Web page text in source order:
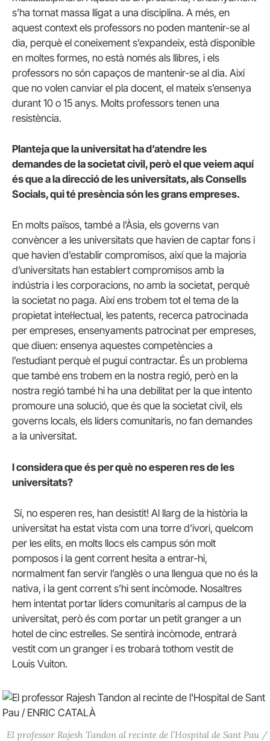
s’ha tornat massa lligat a una disciplina. A més, en
aquest context els professors no poden mantenir-se al
dia, perquè el coneixement s’expandeix, està disponible
en moltes formes, no està només als llibres, i els
professors no són capaços de mantenir-se al dia. Així
que no volen canviar el pla docent, el mateix s’ensenya
durant 10 o 15 anys. Molts professors tenen una
resistència.
Planteja que la universitat ha d’atendre les
demandes de la societat civil, però el que veiem aquí
és que a la direcció de les universitats, als Consells
Socials, qui té presència són les grans empreses.
En molts països, també a l’Àsia, els governs van
convèncer a les universitats que havien de captar fons i
que havien d’establir compromisos, així que la majoria
d’universitats han establert compromisos amb la
indústria i les corporacions, no amb la societat, perquè
la societat no paga. Així ens trobem tot el tema de la
propietat intel·lectual, les patents, recerca patrocinada
per empreses, ensenyaments patrocinat per empreses,
que diuen: ensenya aquestes competències a
l’estudiant perquè el pugui contractar. És un problema
que també ens trobem en la nostra regió, però en la
nostra regió també hi ha una debilitat per la que intento
promoure una solució, que és que la societat civil, els
governs locals, els líders comunitaris, no fan demandes
a la universitat.
I considera que és per què no esperen res de les
universitats?
Sí, no esperen res, han desistit! Al llarg de la història la
universitat ha estat vista com una torre d’ivori, quelcom
per les elits, en molts llocs els campus són molt
pomposos i la gent corrent hesita a entrar-hi,
normalment fan servir l’anglès o una llengua que no és la
nativa, i la gent corrent s’hi sent incòmode. Nosaltres
hem intentat portar líders comunitaris al campus de la
universitat, però és com portar un petit granger a un
hotel de cinc estrelles. Se sentirà incòmode, entrarà
vestit com un granger i es trobarà tothom vestit de
Louis Vuiton.
El professor Rajesh Tandon al recinte de l’Hospital de Sant Pau /